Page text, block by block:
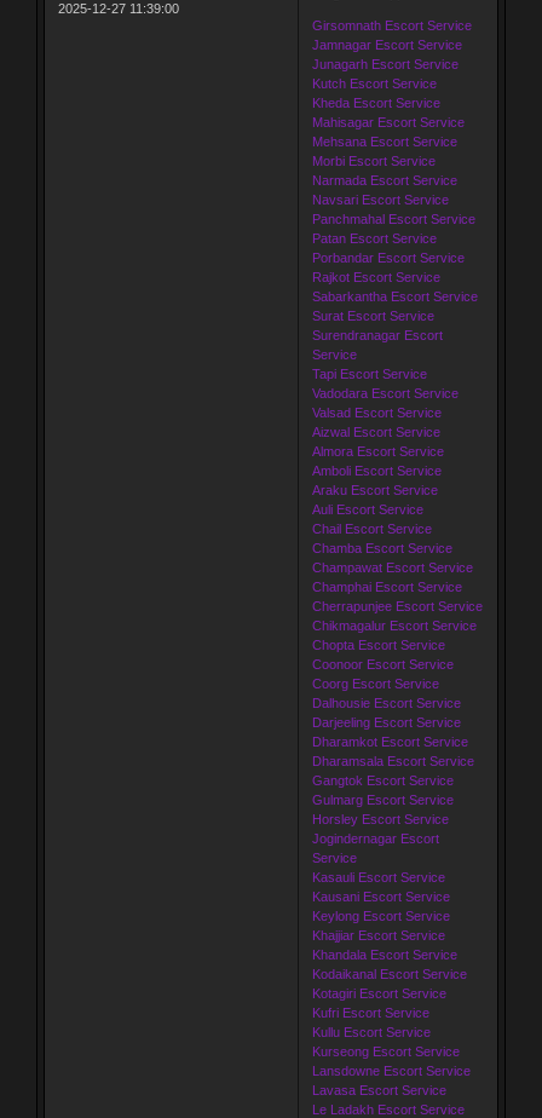
2025-12-27 11:39:00
Girsomnath Escort Service
Jamnagar Escort Service
Junagarh Escort Service
Kutch Escort Service
Kheda Escort Service
Mahisagar Escort Service
Mehsana Escort Service
Morbi Escort Service
Narmada Escort Service
Navsari Escort Service
Panchmahal Escort Service
Patan Escort Service
Porbandar Escort Service
Rajkot Escort Service
Sabarkantha Escort Service
Surat Escort Service
Surendranagar Escort
Service
Tapi Escort Service
Vadodara Escort Service
Valsad Escort Service
Aizwal Escort Service
Almora Escort Service
Amboli Escort Service
Araku Escort Service
Auli Escort Service
Chail Escort Service
Chamba Escort Service
Champawat Escort Service
Champhai Escort Service
Cherrapunjee Escort Service
Chikmagalur Escort Service
Chopta Escort Service
Coonoor Escort Service
Coorg Escort Service
Dalhousie Escort Service
Darjeeling Escort Service
Dharamkot Escort Service
Dharamsala Escort Service
Gangtok Escort Service
Gulmarg Escort Service
Horsley Escort Service
Jogindernagar Escort
Service
Kasauli Escort Service
Kausani Escort Service
Keylong Escort Service
Khajjiar Escort Service
Khandala Escort Service
Kodaikanal Escort Service
Kotagiri Escort Service
Kufri Escort Service
Kullu Escort Service
Kurseong Escort Service
Lansdowne Escort Service
Lavasa Escort Service
Le Ladakh Escort Service